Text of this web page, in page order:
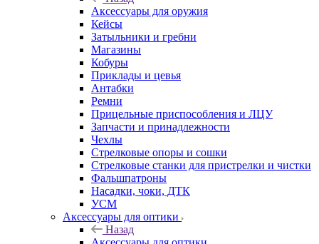
Аксессуары для оружия
Кейсы
Затыльники и гребни
Магазины
Кобуры
Приклады и цевья
Антабки
Ремни
Прицельные приспособления и ЛЦУ
Запчасти и принадлежности
Чехлы
Стрелковые опоры и сошки
Стрелковые станки для пристрелки и чистки
Фальшпатроны
Насадки, чоки, ДТК
УСМ
Аксессуары для оптики
Назад